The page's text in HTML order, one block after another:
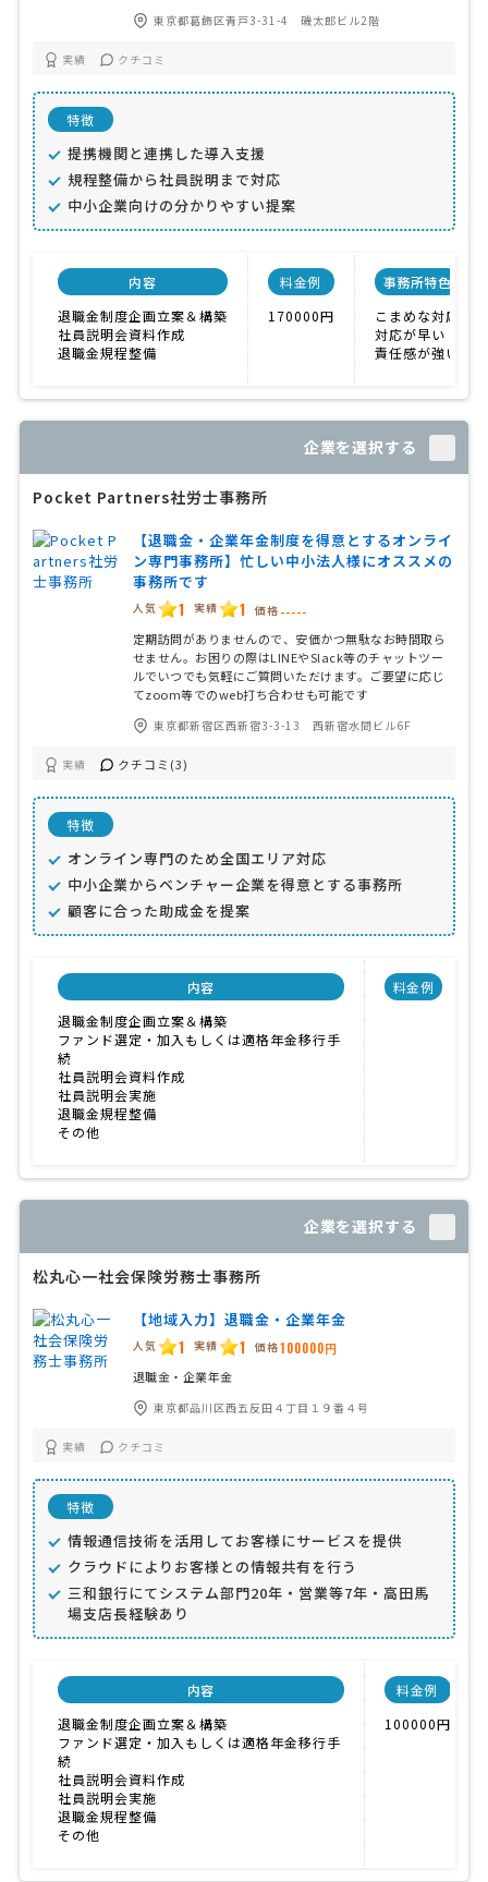
東京都葛飾区青戸3-31-4 磯太郎ビル2階
実績 クチコミ
特徴
提携機関と連携した導入支援
規程整備から社員説明まで対応
中小企業向けの分かりやすい提案
内容
退職金制度企画立案＆構築
社員説明会資料作成
退職金規程整備
料金例
170000円
事務所特色
こまめな対応
対応が早い
責任感が強い
企業を選択する
Pocket Partners社労士事務所
【退職金・企業年金制度を得意とするオンライ
ン専門事務所】忙しい中小法人様にオススメの
事務所です
人気 1 実績 1 価格 -----
定期訪問がありませんので、安価かつ無駄なお時間取ら
せません。お困りの際はLINEやSlack等のチャットツー
ルでいつでも気軽にご質問いただけます。ご要望に応じ
てzoom等でのweb打ち合わせも可能です
東京都新宿区西新宿3-3-13 西新宿水間ビル6F
実績 クチコミ(3)
特徴
オンライン専門のため全国エリア対応
中小企業からベンチャー企業を得意とする事務所
顧客に合った助成金を提案
内容
退職金制度企画立案＆構築
ファンド選定・加入もしくは適格年金移行手
続
社員説明会資料作成
社員説明会実施
退職金規程整備
その他
料金例
企業を選択する
松丸心一社会保険労務士事務所
【地域入力】退職金・企業年金
人気 1 実績 1 価格100000円
退職金・企業年金
東京都品川区西五反田４丁目１９番４号
実績 クチコミ
特徴
情報通信技術を活用してお客様にサービスを提供
クラウドによりお客様との情報共有を行う
三和銀行にてシステム部門20年・営業等7年・高田馬
場支店長経験あり
内容
退職金制度企画立案＆構築
ファンド選定・加入もしくは適格年金移行手
続
社員説明会資料作成
社員説明会実施
退職金規程整備
その他
料金例
100000円